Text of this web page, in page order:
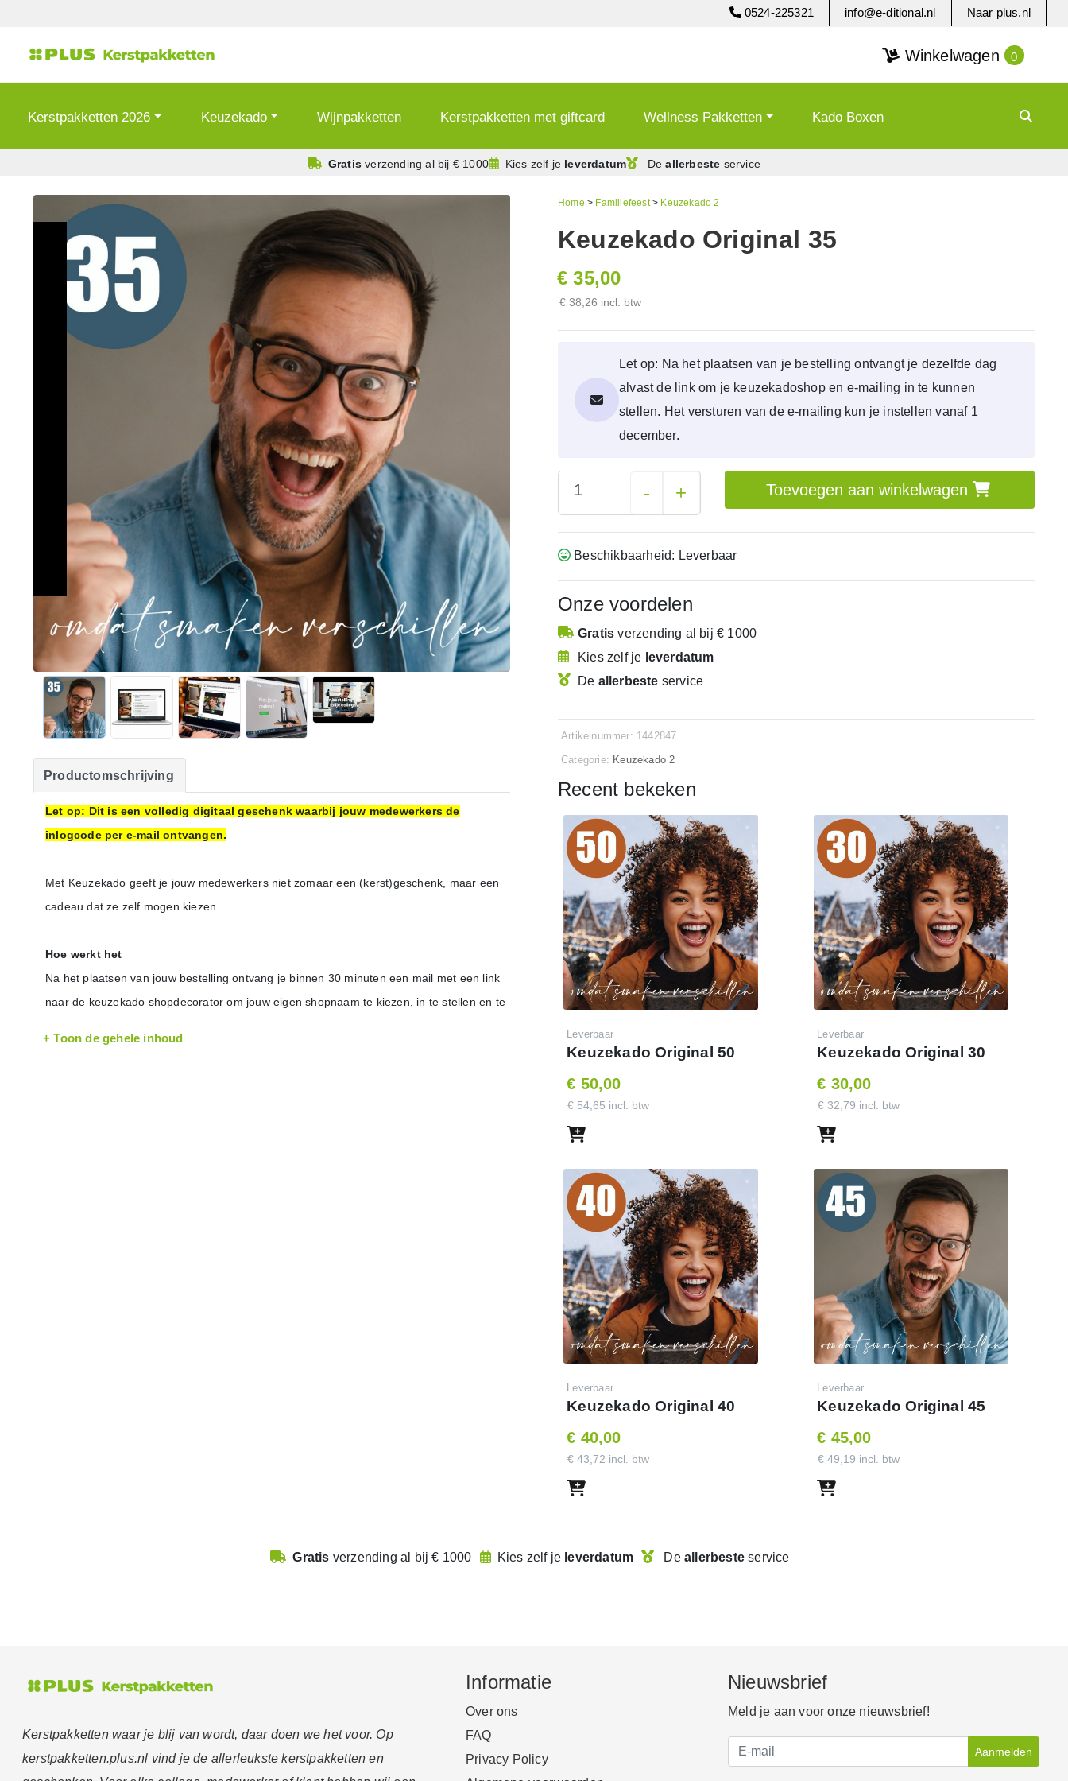
0524-225321 info@e-ditional.nl Naar plus.nl
Winkelwagen 0
Kerstpakketten 2026 Keuzekado Wijnpakketten Kerstpakketten met giftcard Wellness Pakketten Kado Boxen
Gratis verzendingal bij € 1000 Kies zelf je leverdatum Deallerbeste service
Productomschrijving
Let op: Dit is een volledig digitaal geschenk waarbij jouw medewerkers de
inlogcode per e-mail ontvangen.
Met Keuzekado geeft je jouw medewerkers niet zomaar een (kerst)geschenk, maar een
cadeau dat ze zelf mogen kiezen.
Hoe werkt het
Na het plaatsen van jouw bestelling ontvang je binnen 30 minuten een mail met een link
naar de keuzekado shopdecorator om jouw eigen shopnaam te kiezen, in te stellen en te
Inloggegevens:
E-mail : je eigen emailadres
+ Toon de gehele inhoud
Home > Familiefeest> Keuzekado 2
Keuzekado Original 35
€ 35,00
€ 38,26 incl. btw
Let op: Na het plaatsen van je bestelling ontvangt je dezelfde dag
alvast de link om je keuzekadoshop en e-mailing in te kunnen
stellen. Het versturen van de e-mailing kun je instellen vanaf 1
december.
- + Toevoegen aan winkelwagen
Beschikbaarheid: Leverbaar
Onze voordelen
Gratis verzending al bij € 1000
Kies zelf je leverdatum
De allerbeste service
Artikelnummer: 1442847
Categorie: Keuzekado 2
Recent bekeken
Leverbaar
Keuzekado Original 50
€ 50,00
€ 54,65 incl. btw
Leverbaar
Keuzekado Original 30
€ 30,00
€ 32,79 incl. btw
Leverbaar
Keuzekado Original 40
€ 40,00
€ 43,72 incl. btw
Leverbaar
Keuzekado Original 45
€ 45,00
€ 49,19 incl. btw
Gratis verzending al bij € 1000 Kies zelf je leverdatum Deallerbeste service
Kerstpakketten waar je blij van wordt, daar doen we het voor. Op
kerstpakketten.plus.nl vind je de allerleukste kerstpakketten en
Informatie
Over ons
FAQ
Privacy Policy
Nieuwsbrief
Meld je aan voor onze nieuwsbrief!
Aanmelden